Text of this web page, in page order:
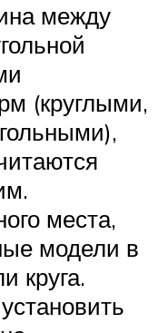
между
(круглыми,
места,
модели в
круга.